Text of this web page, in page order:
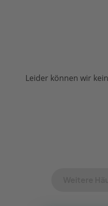
Leider können wir